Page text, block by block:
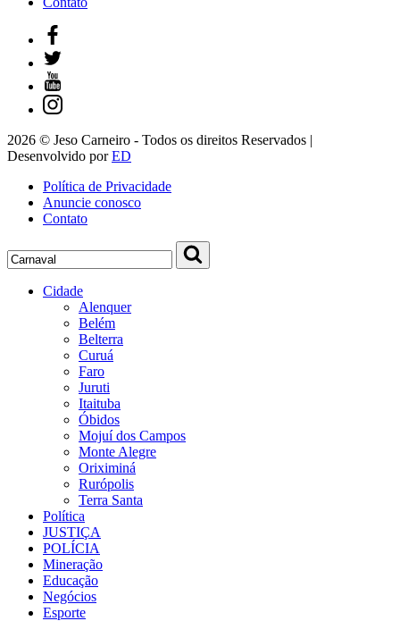
2026 © Jeso Carneiro - Todos os direitos Reservados |
Desenvolvido porED
Política de Privacidade
Anuncie conosco
Contato
Cidade
Alenquer
Belém
Belterra
Curuá
Faro
Juruti
Itaituba
Óbidos
Mojuí dos Campos
Monte Alegre
Oriximiná
Rurópolis
Terra Santa
Política
JUSTIÇA
POLÍCIA
Mineração
Educação
Negócios
Esporte